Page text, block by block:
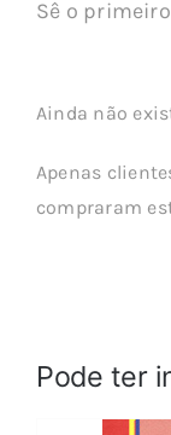
Sê o
Ainda não
Apenas
compraram
Pode ter